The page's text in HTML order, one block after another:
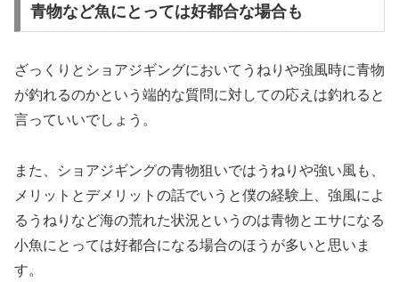
青物など魚にとっては好都合な場合も
ざっくりとショアジギングにおいてうねりや強風時に青物
が釣れるのかという端的な質問に対しての応えは釣れると
言っていいでしょう。
また、ショアジギングの青物狙いではうねりや強い風も、
メリットとデメリットの話でいうと僕の経験上、強風によ
るうねりなど海の荒れた状況というのは青物とエサになる
小魚にとっては好都合になる場合のほうが多いと思いま
す。